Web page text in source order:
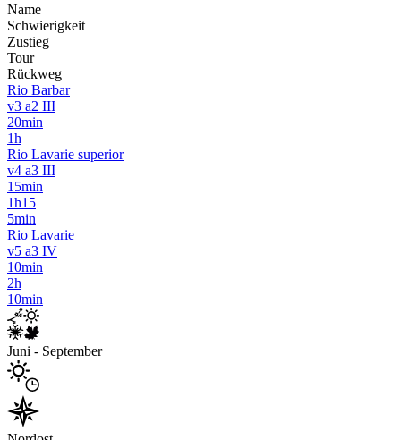
Name
Schwierigkeit
Zustieg
Tour
Rückweg
Rio Barbar
v3 a2 III
20min
1h
Rio Lavarie superior
v4 a3 III
15min
1h15
5min
Rio Lavarie
v5 a3 IV
10min
2h
10min
Juni - September